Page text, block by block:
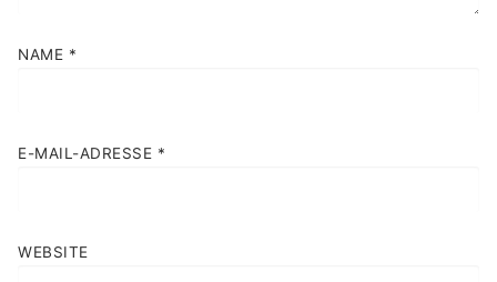
NAME *
E-MAIL-ADRESSE *
WEBSITE